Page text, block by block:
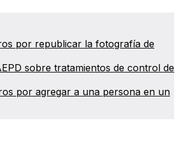
por republicar la fotografía de
sobre tratamientos de control de
por agregar a una persona en un